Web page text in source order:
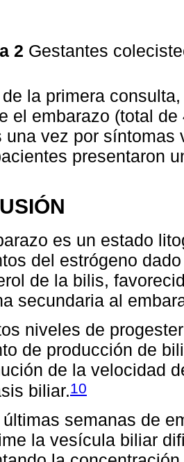
2 Gestantes
la primera
el embarazo (total
una vez por
presentaron
es un estado
del estrógeno
de la bilis,
secundaria al
niveles de
de producción de
de la velocidad
biliar.10
semanas de
la vesícula biliar